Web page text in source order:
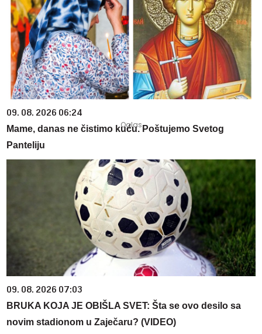
09. 08. 2026 06:24
Mame, danas ne čistimo kuću. Poštujemo Svetog
Panteliju
09. 08. 2026 07:03
BRUKA KOJA JE OBIŠLA SVET: Šta se ovo desilo sa
novim stadionom u Zaječaru? (VIDEO)